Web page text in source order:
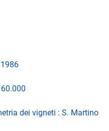
dei vigneti : S. Martino